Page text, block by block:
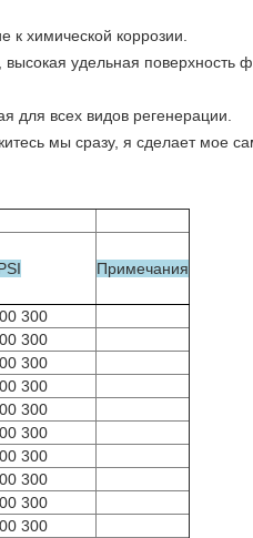
химической коррозии.
удельная поверхность
для всех видов регенерации.
мы сразу, я сделает мое
Примечания
300
300
300
300
300
300
300
300
300
300